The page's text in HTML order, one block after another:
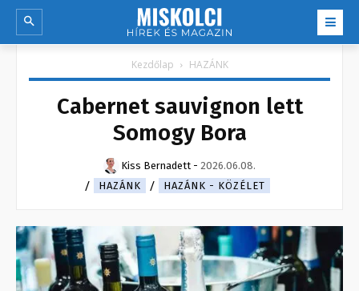
Kezdőlap HAZÁNK
Cabernet sauvignon lett
Somogy Bora
Kiss Bernadett - 2026.06.08.
HAZÁNK
HAZÁNK - KÖZÉLET